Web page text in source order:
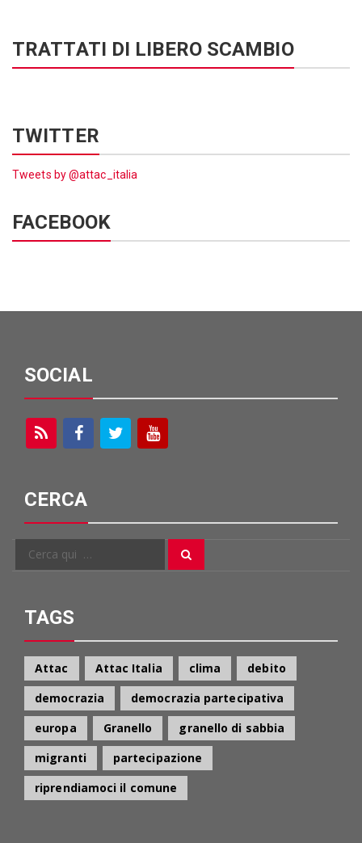
TRATTATI DI LIBERO SCAMBIO
TWITTER
Tweets by @attac_italia
FACEBOOK
SOCIAL
CERCA
Cerca
TAGS
Attac Attac Italia clima
debito
democrazia
democrazia partecipativa
europa
Granello
granello di sabbia
migranti
partecipazione
riprendiamoci il comune